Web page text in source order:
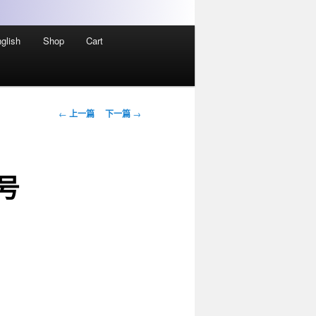
Shop Cart
文
← 上一篇 下一篇 →